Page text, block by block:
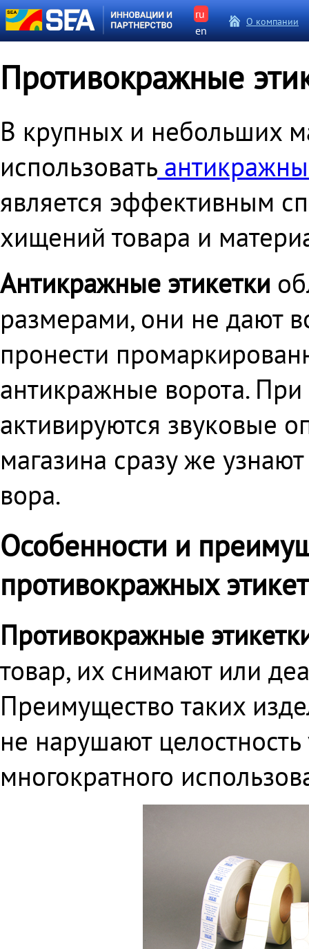
ru
en
О компании
Противокражные
В крупных и небольших
использовать
является эффективным
хищений товара и
Антикражные этикетки
размерами, они не дают
пронести
антикражные ворота. При
активируются звуковые
магазина сразу же
вора.
Особенности и
противокражных
Противокражные
товар, их снимают или
Преимущество таких
не нарушают
многократного